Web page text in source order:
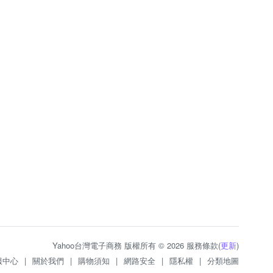
Yahoo台灣電子商務 版權所有 © 2026 服務條款(更新)
中心 | 關於我們 | 購物須知 | 網路安全 | 隱私權 | 分類地圖